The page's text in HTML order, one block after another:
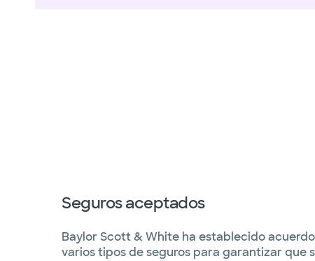
Seguros aceptados
Baylor Scott & White ha establecido
varios tipos de seguros para garantizar que